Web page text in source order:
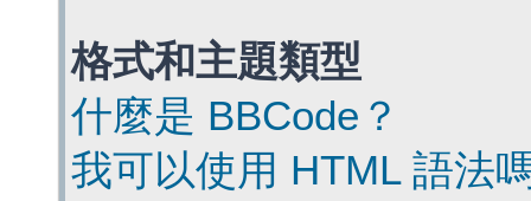
格式和主題類型
什麼是 BBCode？
我可以使用 HTML 語法